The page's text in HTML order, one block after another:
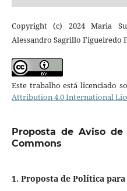
Copyright (c) 2024 Maria
Alessandro Sagrillo Figueiredo
Este trabalho está licenciado
Attribution 4.0 International
Proposta de Aviso
Commons
1. Proposta de Política